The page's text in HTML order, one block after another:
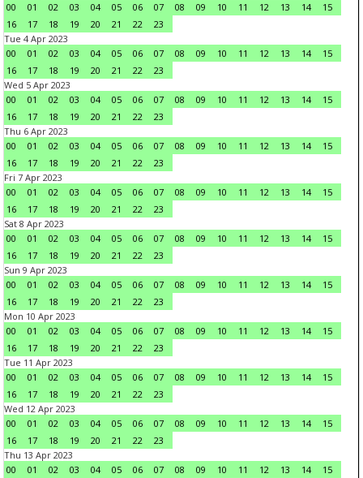
00
01 02 03 04 05 06 07 08 09 10 11 12 13 14
15
16
17 18 19 20 21 22
23
Tue 4 Apr 2023
00
01 02 03 04 05 06 07 08 09 10 11 12 13 14
15
16
17 18 19 20 21 22
23
Wed 5 Apr 2023
00
01 02 03 04 05 06 07 08 09 10 11 12 13 14
15
16
17 18 19 20 21 22
23
Thu 6 Apr 2023
00
01 02 03 04 05 06 07 08 09 10 11 12 13 14
15
16
17 18 19 20 21 22
23
Fri 7 Apr 2023
00
01 02 03 04 05 06 07 08 09 10 11 12 13 14
15
16
17 18 19 20 21 22
23
Sat 8 Apr 2023
00
01 02 03 04 05 06 07 08 09 10 11 12 13 14
15
16
17 18 19 20 21 22
23
Sun 9 Apr 2023
00
01 02 03 04 05 06 07 08 09 10 11 12 13 14
15
16
17 18 19 20 21 22
23
Mon 10 Apr 2023
00
01 02 03 04 05 06 07 08 09 10 11 12 13 14
15
16
17 18 19 20 21 22
23
Tue 11 Apr 2023
00
01 02 03 04 05 06 07 08 09 10 11 12 13 14
15
16
17 18 19 20 21 22
23
Wed 12 Apr 2023
00
01 02 03 04 05 06 07 08 09 10 11 12 13 14
15
16
17 18 19 20 21 22
23
Thu 13 Apr 2023
00
01 02 03 04 05 06 07 08 09 10 11 12 13 14
15